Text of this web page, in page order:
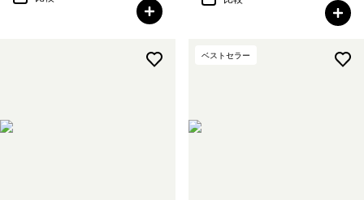
ベストセラー